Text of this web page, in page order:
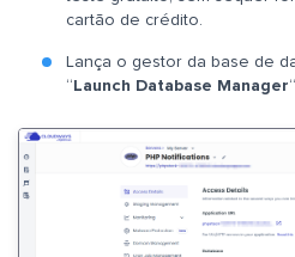
cartão de crédito.
Lança o gestor da base de
“ Launch Database Manager